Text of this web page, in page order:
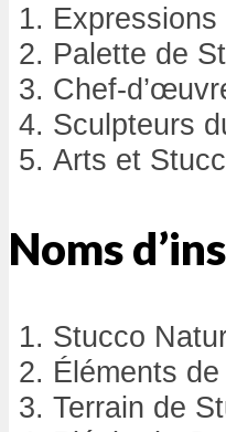
Palette de
Chef-
Sculpteurs
Arts et
Noms
Stucco
Éléments
Terrain de